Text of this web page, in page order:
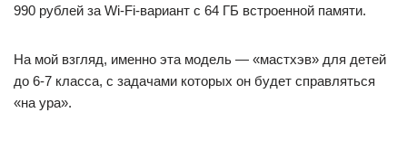
990 рублей за Wi-Fi-вариант с 64 ГБ встроенной памяти.
На мой взгляд, именно эта модель — «мастхэв» для детей
до 6-7 класса, с задачами которых он будет справляться
«на ура».